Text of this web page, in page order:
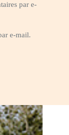
par e-
e-mail.